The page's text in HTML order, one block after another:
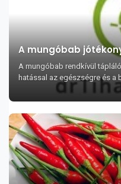
A mungóbab
A mungóbab rendkívül
hatással az egészségre és a